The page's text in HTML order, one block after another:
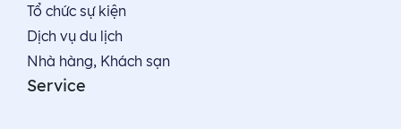
Tổ chức sự kiện
Dịch vụ du lịch
Nhà hàng, Khách sạn
Service